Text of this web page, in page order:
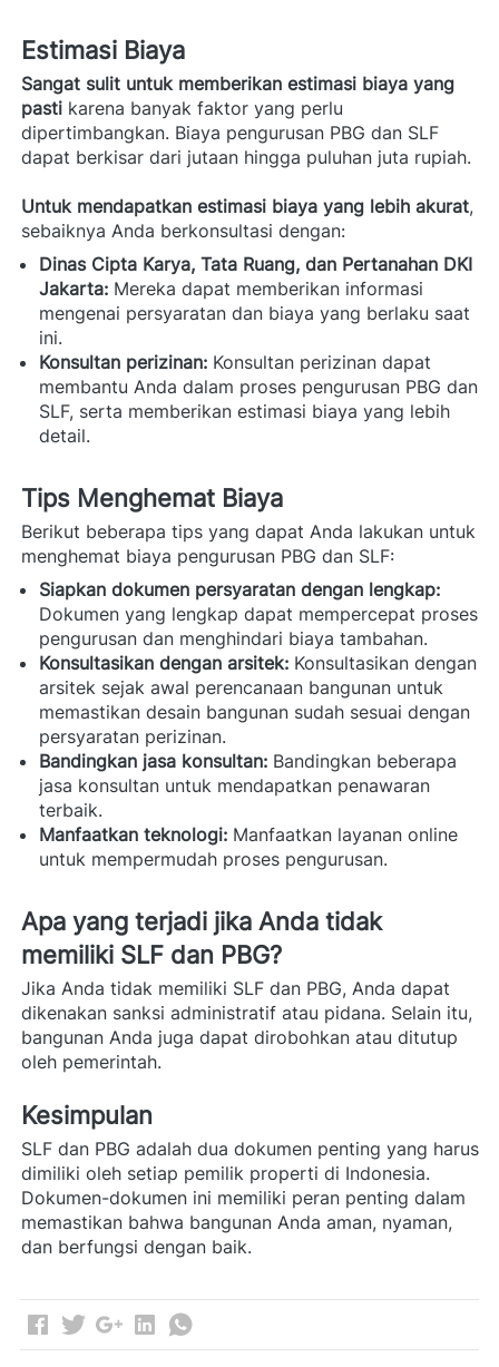
Estimasi Biaya
Sangat sulit untuk memberikan estimasi biaya yang
pasti karena banyak faktor yang perlu
dipertimbangkan. Biaya pengurusan PBG dan SLF
dapat berkisar dari jutaan hingga puluhan juta rupiah.
Untuk mendapatkan estimasi biaya yang lebih akurat,
sebaiknya Anda berkonsultasi dengan:
Dinas Cipta Karya, Tata Ruang, dan Pertanahan DKI
Jakarta: Mereka dapat memberikan informasi
mengenai persyaratan dan biaya yang berlaku saat
ini.
Konsultan perizinan: Konsultan perizinan dapat
membantu Anda dalam proses pengurusan PBG dan
SLF, serta memberikan estimasi biaya yang lebih
detail.
Tips Menghemat Biaya
Berikut beberapa tips yang dapat Anda lakukan untuk
menghemat biaya pengurusan PBG dan SLF:
Siapkan dokumen persyaratan dengan lengkap:
Dokumen yang lengkap dapat mempercepat proses
pengurusan dan menghindari biaya tambahan.
Konsultasikan dengan arsitek: Konsultasikan dengan
arsitek sejak awal perencanaan bangunan untuk
memastikan desain bangunan sudah sesuai dengan
persyaratan perizinan.
Bandingkan jasa konsultan: Bandingkan beberapa
jasa konsultan untuk mendapatkan penawaran
terbaik.
Manfaatkan teknologi: Manfaatkan layanan online
untuk mempermudah proses pengurusan.
Apa yang terjadi jika Anda tidak
memiliki SLF dan PBG?
Jika Anda tidak memiliki SLF dan PBG, Anda dapat
dikenakan sanksi administratif atau pidana. Selain itu,
bangunan Anda juga dapat dirobohkan atau ditutup
oleh pemerintah.
Kesimpulan
SLF dan PBG adalah dua dokumen penting yang harus
dimiliki oleh setiap pemilik properti di Indonesia.
Dokumen-dokumen ini memiliki peran penting dalam
memastikan bahwa bangunan Anda aman, nyaman,
dan berfungsi dengan baik.